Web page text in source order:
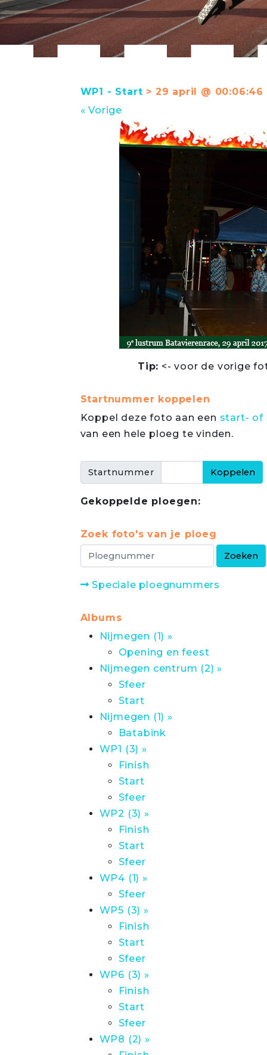
WP1 - Start > 29 april @ 00:06:46
« Vorige
Tip: <- voor de vorige
Startnummer koppelen
Koppel deze foto aan een start- of
van een hele ploeg te vinden.
Startnummer
Gekoppelde ploegen:
Zoek foto's van je ploeg
Speciale ploegnummers
Albums
Nijmegen (1) »
Opening en feest
Nijmegen centrum (2) »
Sfeer
Start
Nijmegen (1) »
Batabink
WP1 (3) »
Finish
Start
Sfeer
WP2 (3) »
Finish
Start
Sfeer
WP4 (1) »
Sfeer
WP5 (3) »
Finish
Start
Sfeer
WP6 (3) »
Finish
Start
Sfeer
WP8 (2) »